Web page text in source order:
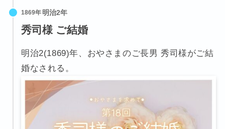
1869年
秀司様 ご結婚
明治2(1869)年、おやさまのご長男 秀司様がご結
婚なされる。